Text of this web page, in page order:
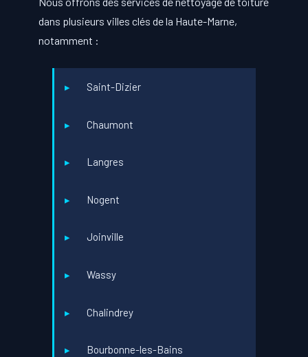
dans plusieurs villes clés de la Haute-Marne,
notamment :
Saint-Dizier
Chaumont
Langres
Nogent
Joinville
Wassy
Chalindrey
Bourbonne-les-Bains